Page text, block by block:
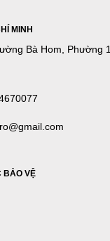
MINH
Bà Hom, Phường
BẢO VỆ